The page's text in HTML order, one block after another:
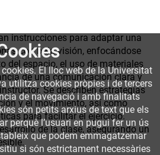
instrucciones para adaptar una
con baja visión, enfocándose
del espacio, el uso de materiales
de una comunicación clara y
Se describen estrategias
y el movimiento, así como
para facilitar el ejercicio.
de la clase, asegurando un
El lloc web de la Universitat
utilitza cookies pròpies i de tercers
de navegació i amb finalitats
són petits arxius de text que els
perquè l’usuari en pugui fer un ús
que podem emmagatzemar
si són estrictament necessàries